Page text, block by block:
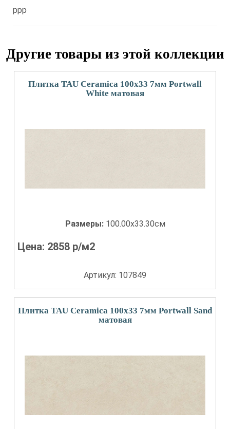
ppp
Другие товары из этой коллекции
Плитка TAU Ceramica 100x33 7мм Portwall
White матовая
Размеры: 100.00x33.30см
Цена: 2858 р/м2
Артикул: 107849
Плитка TAU Ceramica 100x33 7мм Portwall Sand
матовая